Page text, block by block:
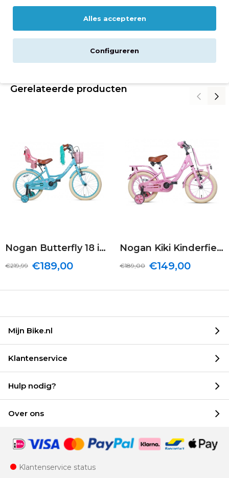
Gerelateerde producten
Nogan Butterfly 18 inch Meisjesfiets Turquoise
€189,00
€219,99
Nogan Kiki Kinderfiets 12 inch Meisjes Roze
€149,00
€189,00
Mijn Bike.nl
Klantenservice
Hulp nodig?
Over ons
Klantenservice status
Alles accepteren
Configureren